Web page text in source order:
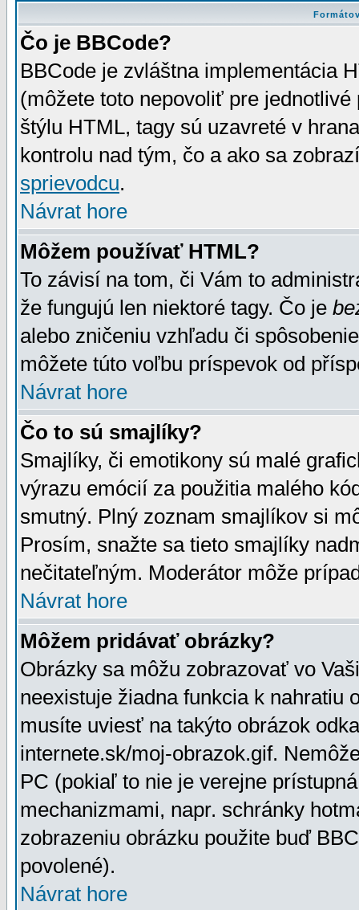
Čo je BBCode?
BBCode je zvláštna implementácia
(môžete toto nepovoliť pre
štýlu HTML, tagy sú uzavreté v
kontrolu nad tým, čo a ako sa
sprievodcu.
Návrat hore
Môžem používať HTML?
To závisí na tom, či Vám to
že fungujú len niektoré tagy. Čo je
alebo zničeniu vzhľadu či
môžete túto voľbu príspevok od
Návrat hore
Čo to sú smajlíky?
Smajlíky, či emotikony sú malé
výrazu emócií za použitia malého
smutný. Plný zoznam smajlíkov si
Prosím, snažte sa tieto smajlíky
nečitateľným. Moderátor môže
Návrat hore
Môžem pridávať obrázky?
Obrázky sa môžu zobrazovať vo
neexistuje žiadna funkcia k nahratiu
musíte uviesť na takýto obrázok
internete.sk/moj-obrazok.gif.
PC (pokiaľ to nie je verejne
mechanizmami, napr. schránky
zobrazeniu obrázku použite buď
povolené).
Návrat hore